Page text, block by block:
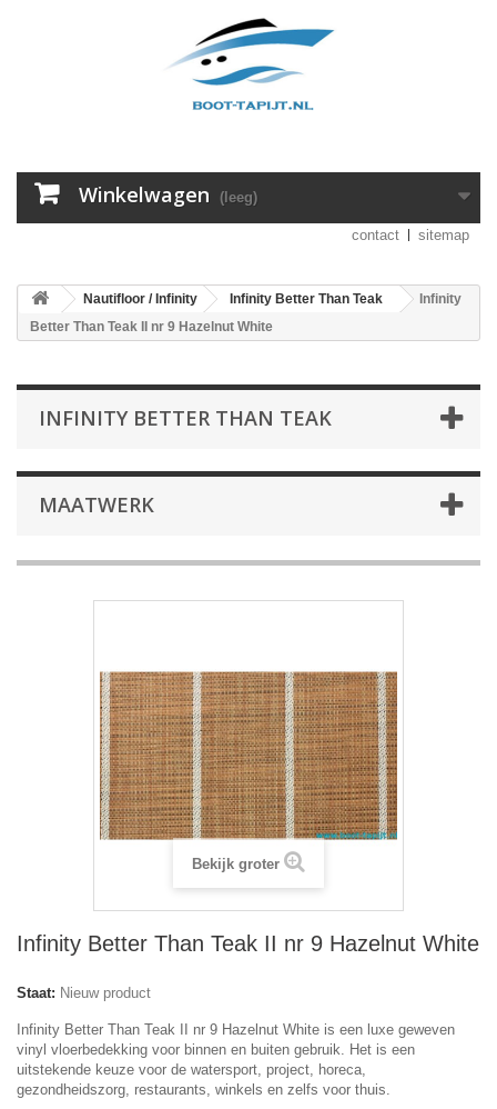
Winkelwagen (leeg)
contact sitemap
Nautifloor / Infinity Infinity Better Than Teak
Infinity
Better Than Teak II nr 9 Hazelnut White
INFINITY BETTER THAN TEAK
MAATWERK
Bekijk groter
Infinity Better Than Teak II nr 9 Hazelnut White
Staat: Nieuw product
Infinity Better Than Teak II nr 9 Hazelnut White is een luxe geweven
vinyl vloerbedekking voor binnen en buiten gebruik. Het is een
uitstekende keuze voor de watersport, project, horeca,
gezondheidszorg, restaurants, winkels en zelfs voor thuis.